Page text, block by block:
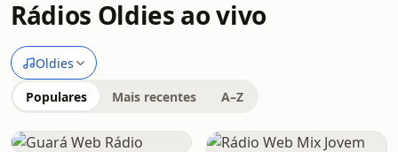
Rádios Oldies ao vivo
Oldies
Populares Mais recentes A–Z